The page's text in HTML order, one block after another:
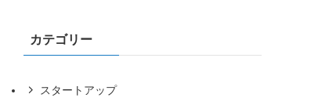
カテゴリー
スタートアップ